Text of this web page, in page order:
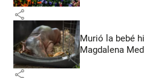
share
Murió la bebé
Magdalena
share